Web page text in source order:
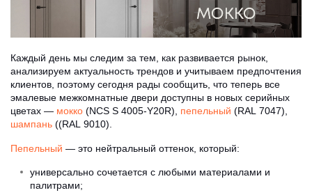
Каждый день мы следим за тем, как развивается рынок,
анализируем актуальность трендов и учитываем предпочтения
клиентов, поэтому сегодня рады сообщить, что теперь все
эмалевые межкомнатные двери доступны в новых серийных
цветах — мокко (NCS S 4005-Y20R), пепельный (RAL 7047),
шампань ((RAL 9010).
Пепельный — это нейтральный оттенок, который:
универсально сочетается с любыми материалами и
палитрами;